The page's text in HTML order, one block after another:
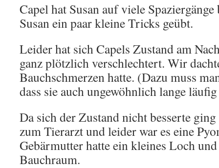
Capel hat Susan auf viele
Susan ein paar kleine Tricks geübt.
Leider hat sich Capels Zustand am
ganz plötzlich verschlechtert. Wir
Bauchschmerzen hatte. (Dazu muss
dass sie auch ungewöhnlich lange
Da sich der Zustand nicht besserte
zum Tierarzt und leider war es eine
Gebärmutter hatte ein kleines Loch
Bauchraum.